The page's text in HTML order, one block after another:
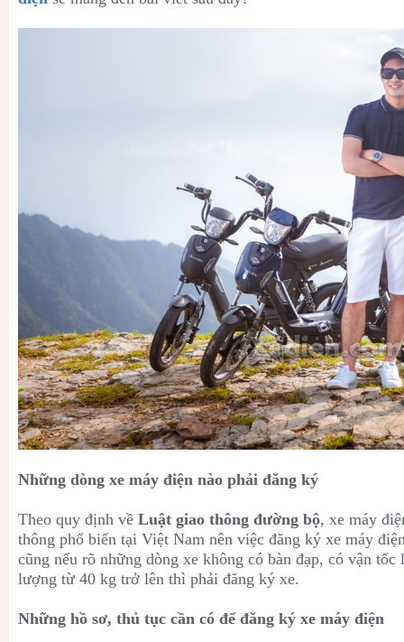
Những dòng xe máy điện nào phải đăng ký
Theo quy định về Luật giao thông đường bộ, xe máy
thông phổ biến tại Việt Nam nên việc đăng ký xe máy
cũng nếu rõ những dòng xe không có bàn đạp, có vận
lượng từ 40 kg trở lên thì phải đăng ký xe.
Những hồ sơ, thủ tục cần có để đăng ký xe máy điện